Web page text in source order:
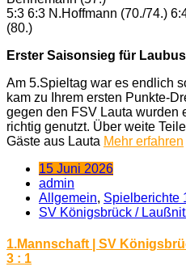
5:3 6:3 N.Hoffmann (70./74.)
(80.)
Erster Saisonsieg für
Am 5.Spieltag war es endlich
kam zu Ihrem ersten Punkte-
gegen den FSV Lauta wurden
richtig genutzt. Über weite
Gäste aus Lauta Mehr erfahren
15 Juni 2026
admin
Allgemein, Spielberichte
SV Königsbrück /​
1.Mannschaft | SV
3 : 1